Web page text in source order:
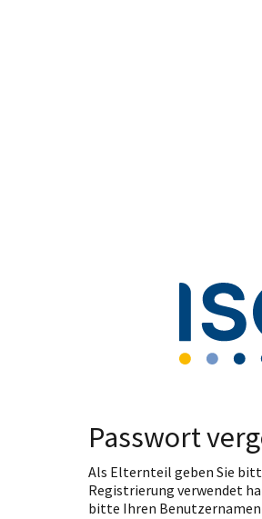
Passwort
Als Elternteil geben Sie
Registrierung verwendet
bitte Ihren Benutzernamen